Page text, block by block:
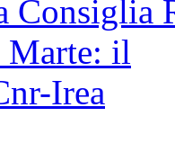
Consiglia